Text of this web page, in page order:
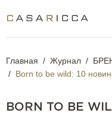
Главная Журнал
Born to be wild: 10
BORN TO BE